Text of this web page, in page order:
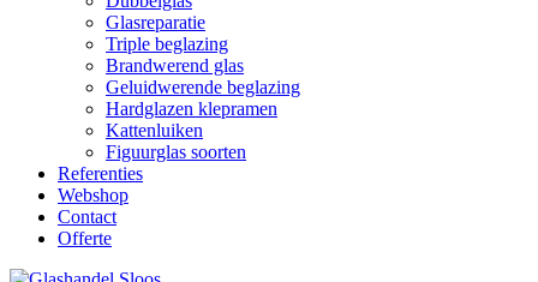
Glasreparatie
Triple beglazing
Brandwerend glas
Geluidwerende beglazing
Hardglazen klepramen
Kattenluiken
Figuurglas soorten
Referenties
Webshop
Contact
Offerte